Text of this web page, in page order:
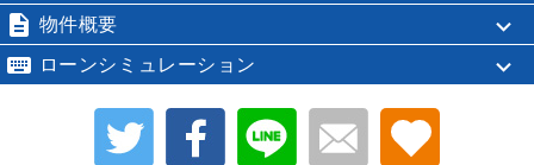
 物件概要
 ローンシミュレーション